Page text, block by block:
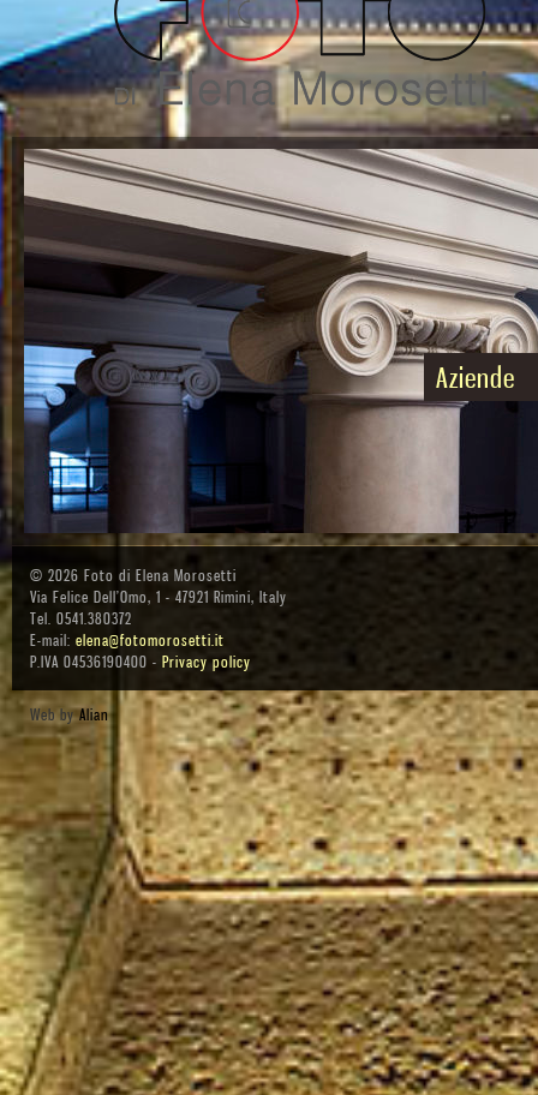
Aziende
© 2026 Foto di Elena Morosetti
Via Felice Dell’Omo, 1 - 47921 Rimini, Italy
Tel. 0541.380372
E-mail: elena@fotomorosetti.it
P.IVA 04536190400 - Privacy policy
Web byAlian